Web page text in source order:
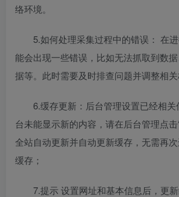
络环境。
5.如何处理采集过程中的错误： 在
能会出现一些错误，比如无法抓取到数
据等。此时需要及时排查问题并调整相关
6.缓存更新：后台管理设置已经相
台未能显示新的内容，请在后台管理点击
全站自动更新并自动更新缓存，无需再
缓存；
7.提示 设置网址和基本信息后，更